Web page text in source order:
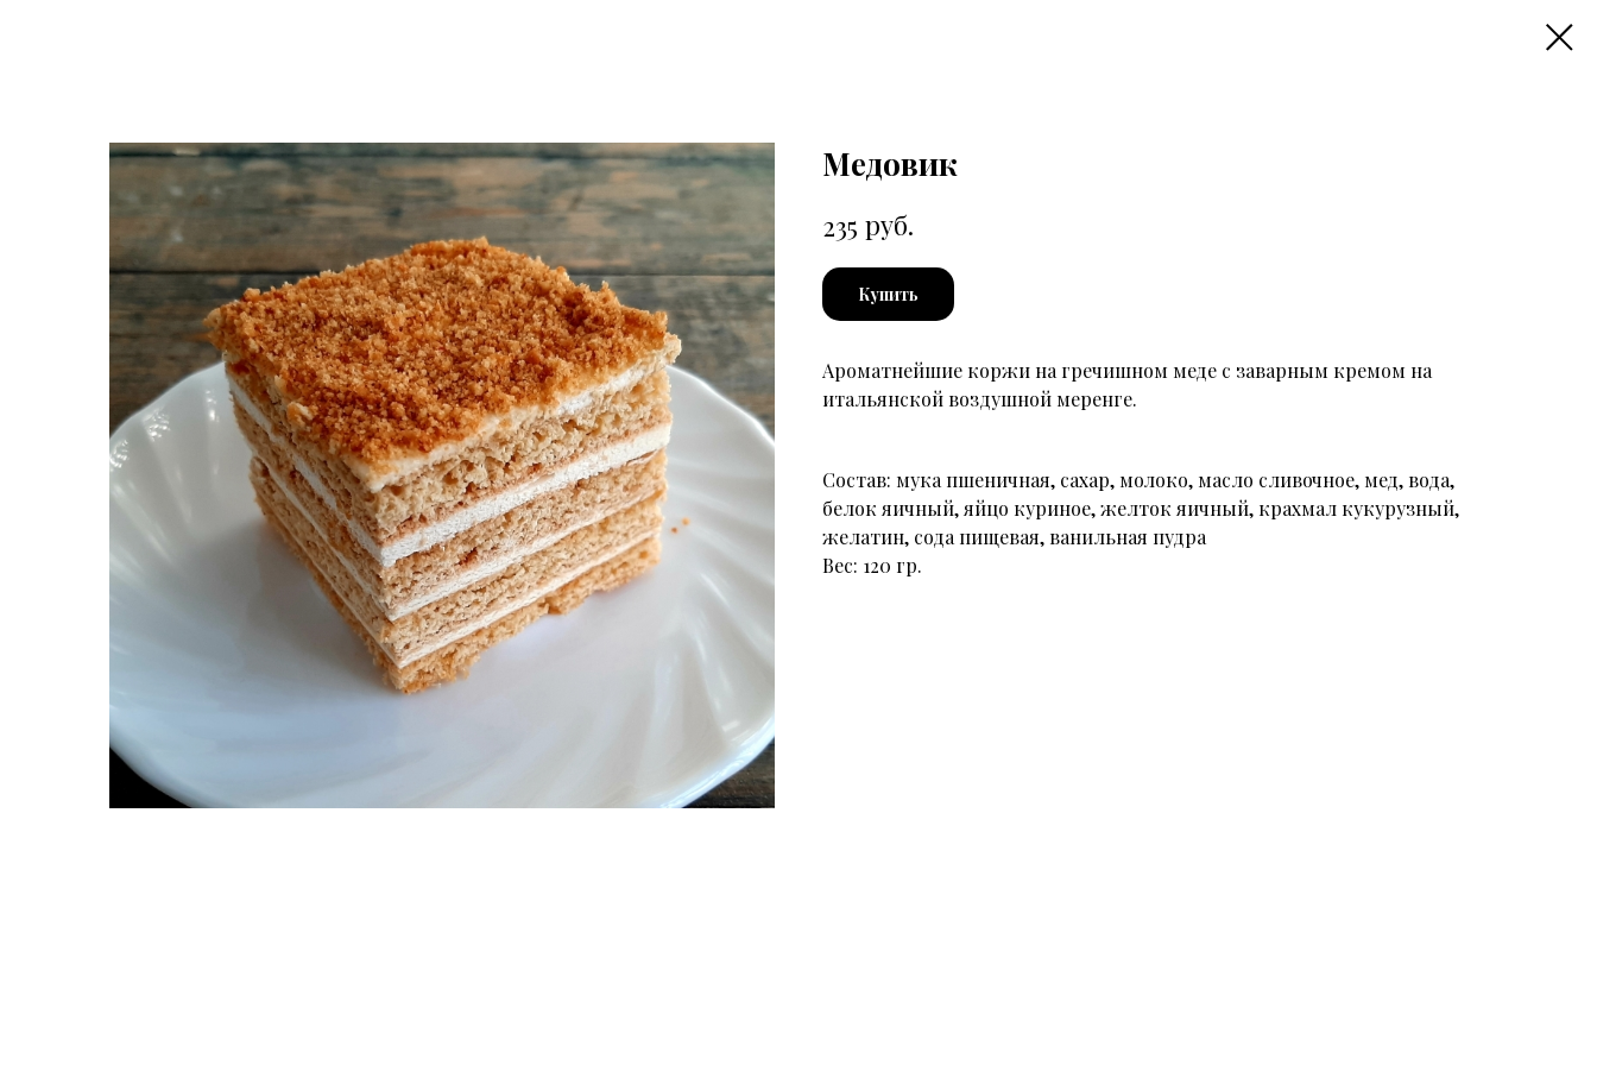
Медовик
235 руб.
Купить
Ароматнейшие коржи на гречишном меде с заварным кремом на
итальянской воздушной меренге.
Состав: мука пшеничная, сахар, молоко, масло сливочное, мед, вода,
белок яичный, яйцо куриное, желток яичный, крахмал кукурузный,
желатин, сода пищевая, ванильная пудра
Вес: 120 гр.